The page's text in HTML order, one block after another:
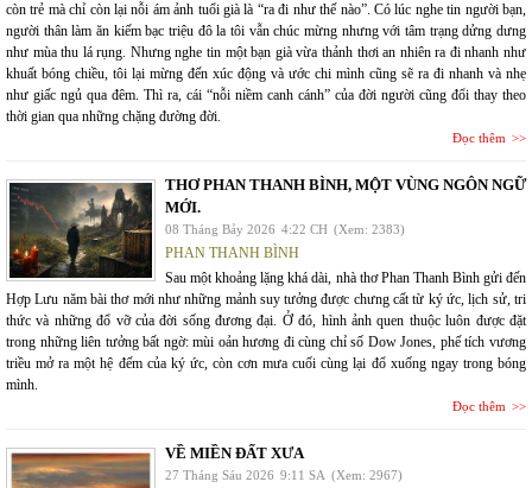
còn trẻ mà chỉ còn lại nỗi ám ảnh tuổi già là “ra đi như thế nào”. Có lúc nghe tin người bạn,
người thân làm ăn kiếm bạc triệu đô la tôi vẫn chúc mừng nhưng với tâm trạng dửng dưng
như mùa thu lá rụng. Nhưng nghe tin một bạn già vừa thảnh thơi an nhiên ra đi nhanh như
khuất bóng chiều, tôi lại mừng đến xúc động và ước chi mình cũng sẽ ra đi nhanh và nhẹ
như giấc ngủ qua đêm. Thì ra, cái “nỗi niềm canh cánh” của đời người cũng đổi thay theo
thời gian qua những chặng đường đời.
Đọc thêm
THƠ PHAN THANH BÌNH, MỘT VÙNG NGÔN NGỮ
MỚI.
08 Tháng Bảy 2026 4:22 CH (Xem: 2383)
PHAN THANH BÌNH
Sau một khoảng lặng khá dài, nhà thơ Phan Thanh Bình gửi đến
Hợp Lưu năm bài thơ mới như những mảnh suy tưởng được chưng cất từ ký ức, lịch sử, tri
thức và những đổ vỡ của đời sống đương đại. Ở đó, hình ảnh quen thuộc luôn được đặt
trong những liên tưởng bất ngờ: mùi oản hương đi cùng chỉ số Dow Jones, phế tích vương
triều mở ra một hệ đếm của ký ức, còn cơn mưa cuối cùng lại đổ xuống ngay trong bóng
mình.
Đọc thêm
VỀ MIỀN ĐẤT XƯA
27 Tháng Sáu 2026 9:11 SA (Xem: 2967)